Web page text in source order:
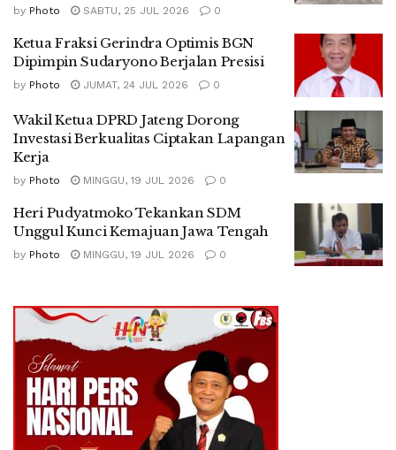
by Photo SABTU, 25 JUL 2026 0
Ketua Fraksi Gerindra Optimis BGN
Dipimpin Sudaryono Berjalan Presisi
by Photo JUMAT, 24 JUL 2026 0
Wakil Ketua DPRD Jateng Dorong
Investasi Berkualitas Ciptakan Lapangan
Kerja
by Photo MINGGU, 19 JUL 2026 0
Heri Pudyatmoko Tekankan SDM
Unggul Kunci Kemajuan Jawa Tengah
by Photo MINGGU, 19 JUL 2026 0